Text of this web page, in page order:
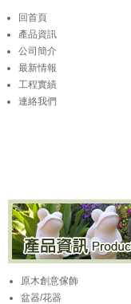
回首頁
產品資訊
公司簡介
最新情報
工程實績
連絡我們
原木創意傢飾
盆器/花器